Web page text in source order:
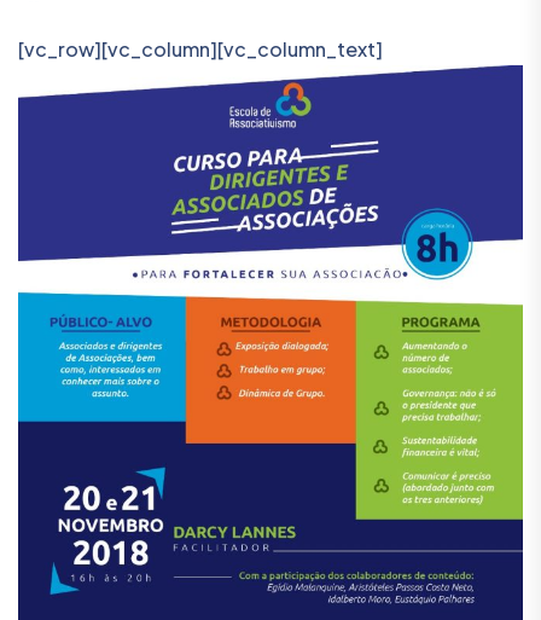
[vc_row][vc_column][vc_column_text]